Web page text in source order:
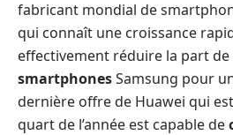
fabricant mondial de
qui connaît une croissance
effectivement réduire la part de
smartphonesSamsung pour
dernière offre de Huawei qui
quart de l’année est capable de